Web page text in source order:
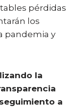
pérdidas
los
pandemia y
la
a